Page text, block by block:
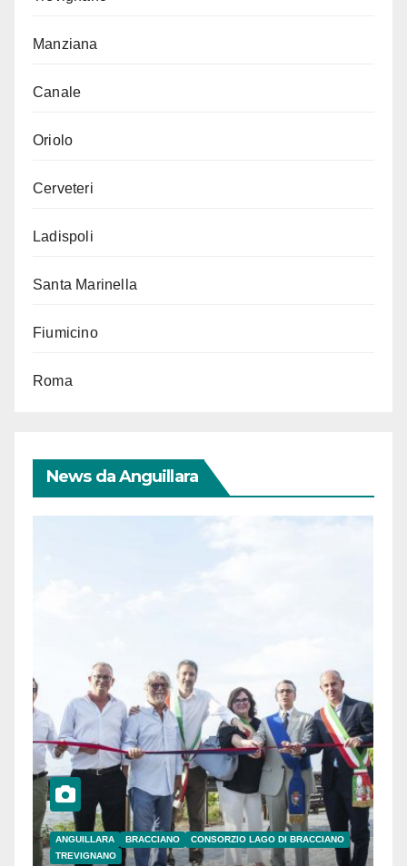
Manziana
Canale
Oriolo
Cerveteri
Ladispoli
Santa Marinella
Fiumicino
Roma
News da Anguillara
ANGUILLARA BRACCIANO
CONSORZIO LAGO DI BRACCIANO
TREVIGNANO